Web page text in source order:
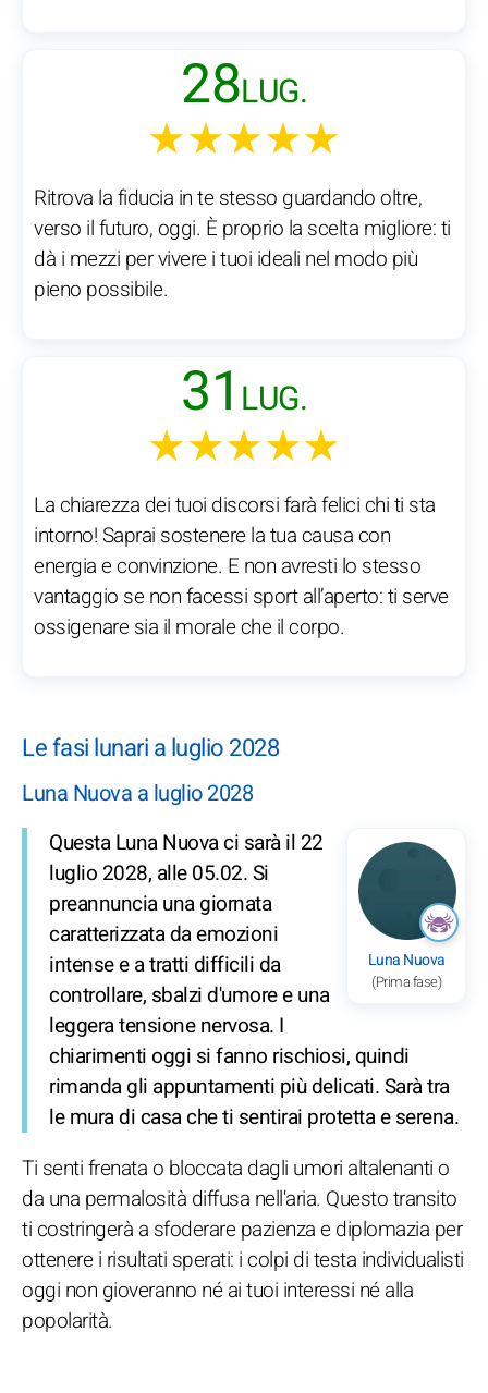
28LUG.
★★★★★
Ritrova la fiducia in te stesso guardando oltre,
verso il futuro, oggi. È proprio la scelta migliore: ti
dà i mezzi per vivere i tuoi ideali nel modo più
pieno possibile.
31 LUG.
★★★★★
La chiarezza dei tuoi discorsi farà felici chi ti sta
intorno! Saprai sostenere la tua causa con
energia e convinzione. E non avresti lo stesso
vantaggio se non facessi sport all’aperto: ti serve
ossigenare sia il morale che il corpo.
Le fasi lunari a luglio 2028
Luna Nuova a luglio 2028
Luna Nuova
(Prima fase)
Questa Luna Nuova ci sarà il 22
luglio 2028, alle 05.02. Si
preannuncia una giornata
caratterizzata da emozioni
intense e a tratti difficili da
controllare, sbalzi d'umore e una
leggera tensione nervosa. I
chiarimenti oggi si fanno rischiosi, quindi
rimanda gli appuntamenti più delicati. Sarà tra
le mura di casa che ti sentirai protetta e serena.
Ti senti frenata o bloccata dagli umori altalenanti o
da una permalosità diffusa nell'aria. Questo transito
ti costringerà a sfoderare pazienza e diplomazia per
ottenere i risultati sperati: i colpi di testa individualisti
oggi non gioveranno né ai tuoi interessi né alla
popolarità.